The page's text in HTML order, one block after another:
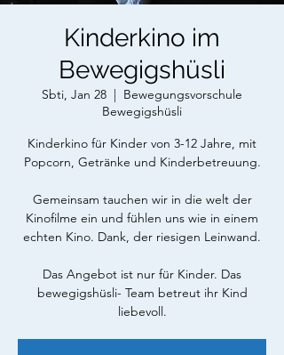
Kinderkino im
Bewegigshüsli
Sbti, Jan 28
  |
Bewegungsvorschule
Bewegigshüsli
Kinderkino für Kinder von 3-12 Jahre, mit
Popcorn, Getränke und Kinderbetreuung.
Gemeinsam tauchen wir in die welt der
Kinofilme ein und fühlen uns wie in einem
echten Kino. Dank, der riesigen Leinwand.
Das Angebot ist nur für Kinder. Das
bewegigshüsli- Team betreut ihr Kind
liebevoll.